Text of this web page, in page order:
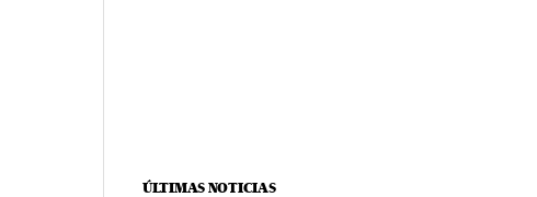
ÚLTIMAS NOTICIAS